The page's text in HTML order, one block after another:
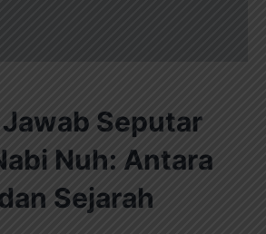
Seputar
Nuh: Antara
Sejarah